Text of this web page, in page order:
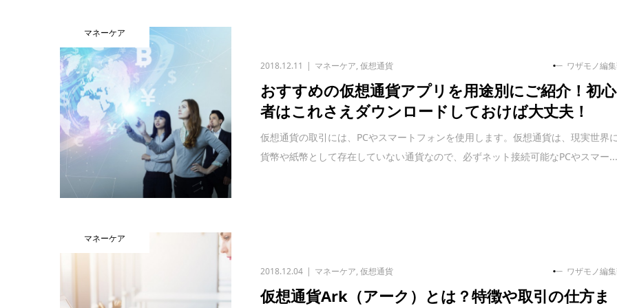
マネーケア
2018.12.11 マネーケア,仮想通貨 ワザモノ編
おすすめの仮想通貨アプリを用途別にご紹介！初心
者はこれさえダウンロードしておけば大丈夫！
仮想通貨の取引には、PCやスマートフォンを使用します。仮想通貨は、現実世界に
貨幣や紙幣として存在していない通貨なので、必ずネット接続可能なPCやスマー...
マネーケア
2018.12.04 マネーケア,仮想通貨 ワザモノ編
仮想通貨Ark（アーク）とは？特徴や取引の仕方ま